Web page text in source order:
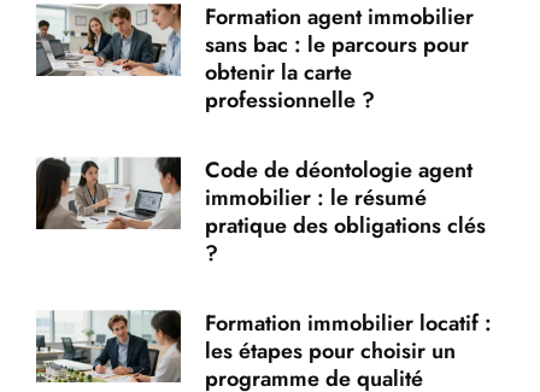
Formation agent immobilier
sans bac : le parcours pour
obtenir la carte
professionnelle ?
Code de déontologie agent
immobilier : le résumé
pratique des obligations clés
?
Formation immobilier locatif :
les étapes pour choisir un
programme de qualité